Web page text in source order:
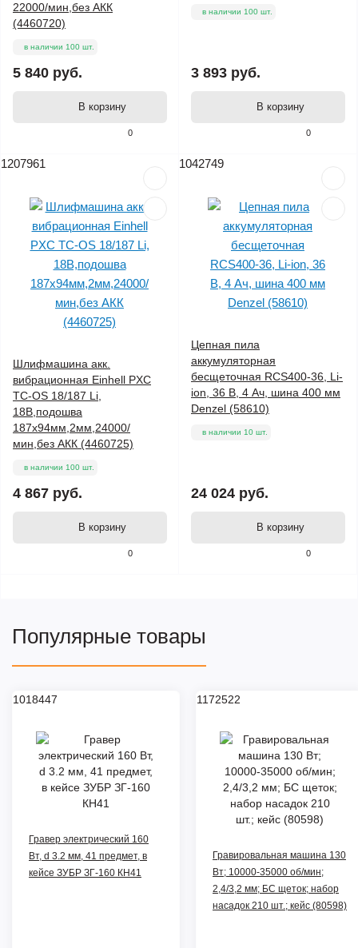
0
22000/мин,без АКК
(4460720)
в наличии 100 шт.
5 840 руб.
В корзину
0
в наличии 100 шт.
3 893 руб.
В корзину
1207961
0
Шлифмашина акк.
вибрационная Einhell PXC
TC-OS 18/187 Li,
18В,подошва
187х94мм,2мм,24000/
мин,без АКК (4460725)
в наличии 100 шт.
4 867 руб.
В корзину
1042749
0
Цепная пила
аккумуляторная
бесщеточная RCS400-36, Li-
ion, 36 В, 4 Ач, шина 400 мм
Denzel (58610)
в наличии 10 шт.
24 024 руб.
В корзину
Популярные товары
1018447
Гравер электрический 160
Вт, d 3.2 мм, 41 предмет, в
кейсе ЗУБР ЗГ-160 КН41
1172522
Гравировальная машина 130
Вт; 10000-35000 об/мин;
2,4/3,2 мм; БС щеток; набор
насадок 210 шт.; кейс (80598)